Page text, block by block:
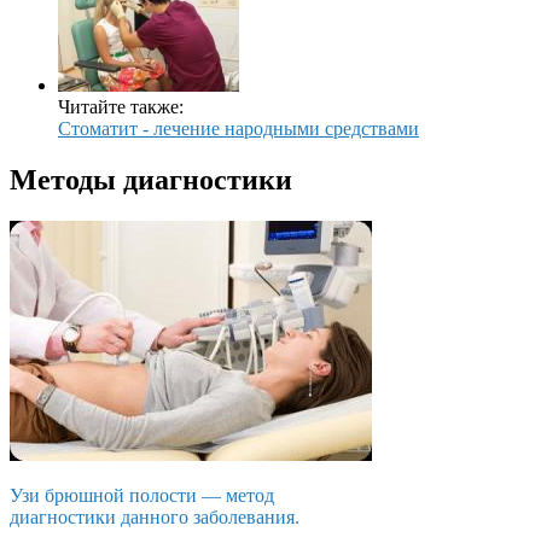
Читайте также:
Стоматит - лечение народными средствами
Методы диагностики
Узи брюшной полости — метод
диагностики данного заболевания.